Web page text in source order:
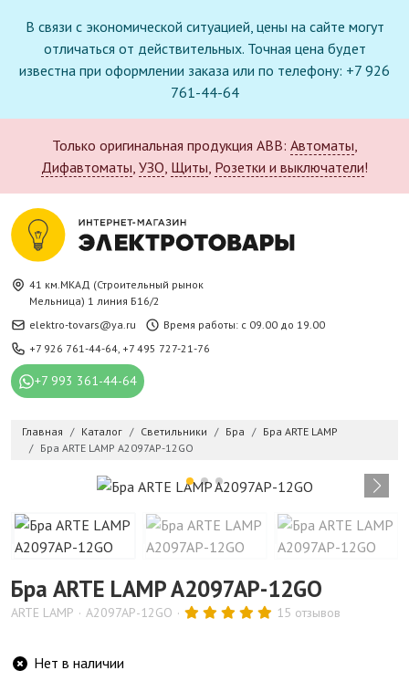
В связи с экономической ситуацией, цены на сайте могут
отличаться от действительных. Точная цена будет
известна при оформлении заказа или по телефону: +7 926
761-44-64
Только оригинальная продукция ABB: Автоматы,
Дифавтоматы, УЗО, Щиты, Розетки и выключатели!
41 км.МКАД (Строительный рынок
Мельница) 1 линия Б16/2
elektro-tovars@ya.ru
Время работы: с 09.00 до 19.00
+7 926 761-44-64, +7 495 727-21-76
+7 993 361-44-64
Главная Каталог Светильники Бра
Бра ARTE LAMP
Бра ARTE LAMP A2097AP-12GO
Бра ARTE LAMP A2097AP-12GO
ARTE LAMP A2097AP-12GO 15 отзывов
Нет в наличии